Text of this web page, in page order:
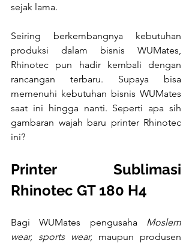
sejak lama.
Seiring berkembangnya kebutuhan
produksi dalam bisnis WUMates,
Rhinotec pun hadir kembali dengan
rancangan terbaru. Supaya bisa
memenuhi kebutuhan bisnis WUMates
saat ini hingga nanti. Seperti apa sih
gambaran wajah baru printer Rhinotec
ini?
Printer Sublimasi
Rhinotec GT 180 H4
Bagi WUMates pengusaha Moslem
wear, sports wear, maupun produsen